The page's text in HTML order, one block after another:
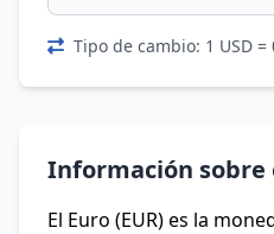
Tipo de cambio: 1 USD =
Información sobre
El Euro (EUR) es la